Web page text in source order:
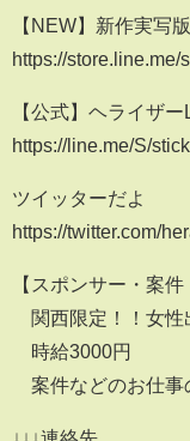
【NEW】新作実写
https://store.line.me/
【公式】ヘライザ
https://line.me/S/
ツイッターだよ
https://twitter.com/
【スポンサー・案件
関西限定！！女性
時給3000円
案件などのお仕事
↓↓↓連絡先